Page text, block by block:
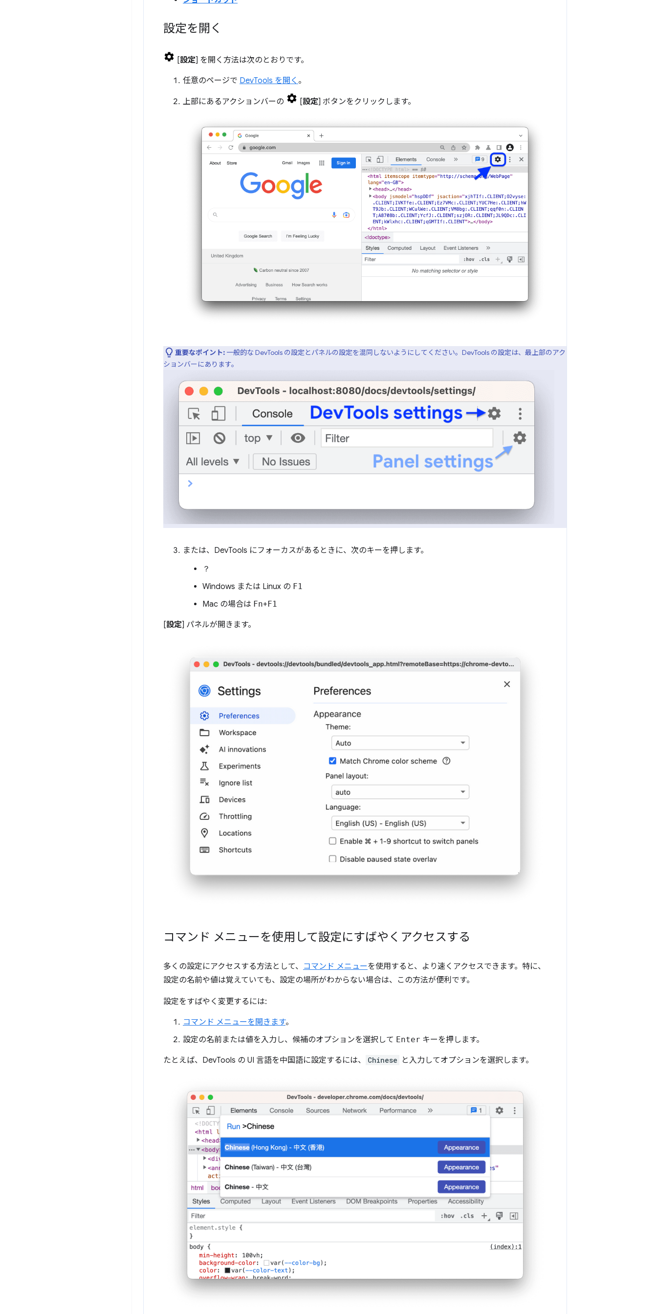
設定を開く
[設定] を開く方法は次のとおりです。
任意のページで DevTools を開く 。
上部にあるアクションバーの [設定] ボタンをクリックします。
重要なポイント: 一般的な DevTools の設定とパネルの設定を混同しないようにしてください。DevTools の設定は、最上部のアク
ションバーにあります。
または、DevTools にフォーカスがあるときに、次のキーを押します。
？
Windows または Linux の F1
Mac の場合は Fn+F1
[設定] パネルが開きます。
コマンド メニューを使用して設定にすばやくアクセスする
多くの設定にアクセスする方法として、 コマンド メニューを使用すると、より速くアクセスできます。特に、
設定の名前や値は覚えていても、設定の場所がわからない場合は、この方法が便利です。
設定をすばやく変更するには:
コマンド メニューを開きます。
設定の名前または値を入力し、候補のオプションを選択して Enter キーを押します。
たとえば、DevTools の UI 言語を中国語に設定するには、 Chinese と入力してオプションを選択します。